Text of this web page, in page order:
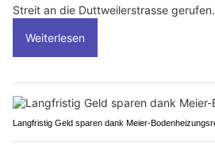
Streit an die Duttweilerstrasse gerufen.
Weiterlesen
Langfristig Geld sparen dank Meier-